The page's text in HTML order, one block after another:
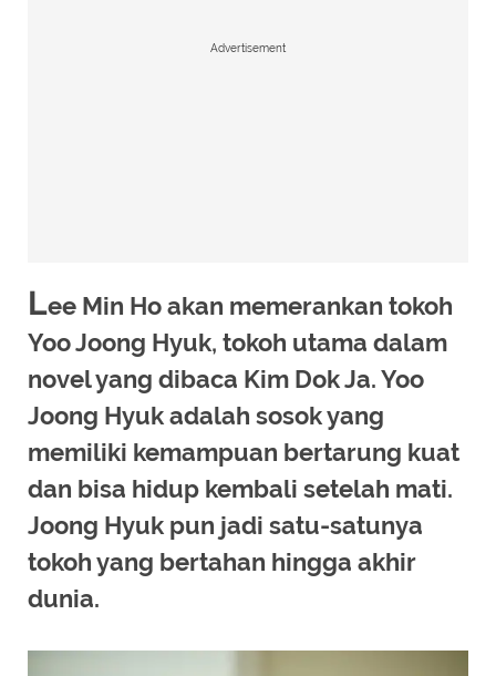
Advertisement
Lee Min Ho akan memerankan tokoh
Yoo Joong Hyuk, tokoh utama dalam
novel yang dibaca Kim Dok Ja. Yoo
Joong Hyuk adalah sosok yang
memiliki kemampuan bertarung kuat
dan bisa hidup kembali setelah mati.
Joong Hyuk pun jadi satu-satunya
tokoh yang bertahan hingga akhir
dunia.